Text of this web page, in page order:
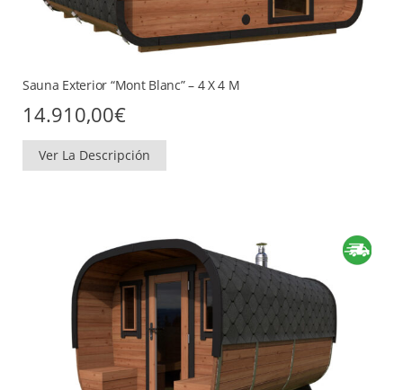
Sauna Exterior “Mont Blanc” – 4 X 4 M
14.910,00€
Ver La Descripción